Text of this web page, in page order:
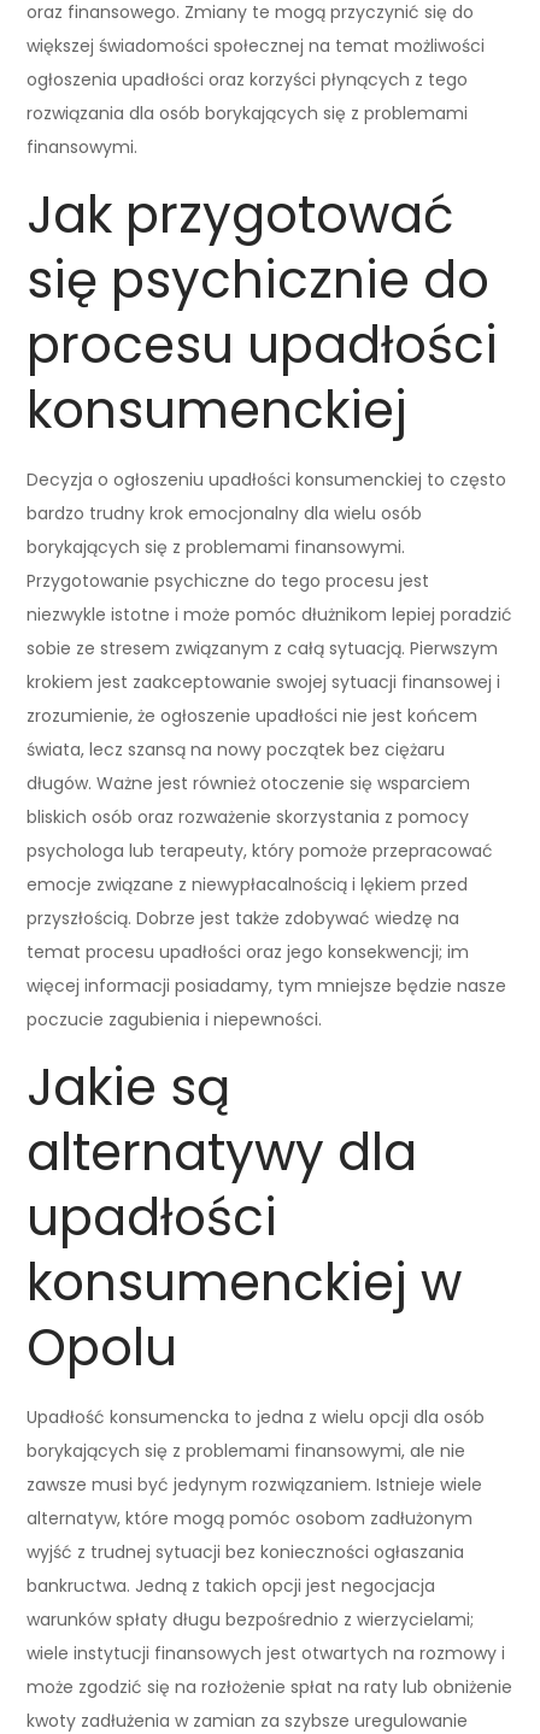
oraz finansowego. Zmiany te mogą przyczynić się do
większej świadomości społecznej na temat możliwości
ogłoszenia upadłości oraz korzyści płynących z tego
rozwiązania dla osób borykających się z problemami
finansowymi.
Jak przygotować
się psychicznie do
procesu upadłości
konsumenckiej
Decyzja o ogłoszeniu upadłości konsumenckiej to często
bardzo trudny krok emocjonalny dla wielu osób
borykających się z problemami finansowymi.
Przygotowanie psychiczne do tego procesu jest
niezwykle istotne i może pomóc dłużnikom lepiej poradzić
sobie ze stresem związanym z całą sytuacją. Pierwszym
krokiem jest zaakceptowanie swojej sytuacji finansowej i
zrozumienie, że ogłoszenie upadłości nie jest końcem
świata, lecz szansą na nowy początek bez ciężaru
długów. Ważne jest również otoczenie się wsparciem
bliskich osób oraz rozważenie skorzystania z pomocy
psychologa lub terapeuty, który pomoże przepracować
emocje związane z niewypłacalnością i lękiem przed
przyszłością. Dobrze jest także zdobywać wiedzę na
temat procesu upadłości oraz jego konsekwencji; im
więcej informacji posiadamy, tym mniejsze będzie nasze
poczucie zagubienia i niepewności.
Jakie są
alternatywy dla
upadłości
konsumenckiej w
Opolu
Upadłość konsumencka to jedna z wielu opcji dla osób
borykających się z problemami finansowymi, ale nie
zawsze musi być jedynym rozwiązaniem. Istnieje wiele
alternatyw, które mogą pomóc osobom zadłużonym
wyjść z trudnej sytuacji bez konieczności ogłaszania
bankructwa. Jedną z takich opcji jest negocjacja
warunków spłaty długu bezpośrednio z wierzycielami;
wiele instytucji finansowych jest otwartych na rozmowy i
może zgodzić się na rozłożenie spłat na raty lub obniżenie
kwoty zadłużenia w zamian za szybsze uregulowanie